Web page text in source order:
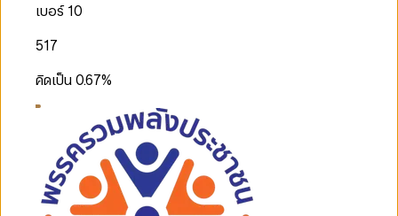
เบอร์ 10
517
คิดเป็น0.67%